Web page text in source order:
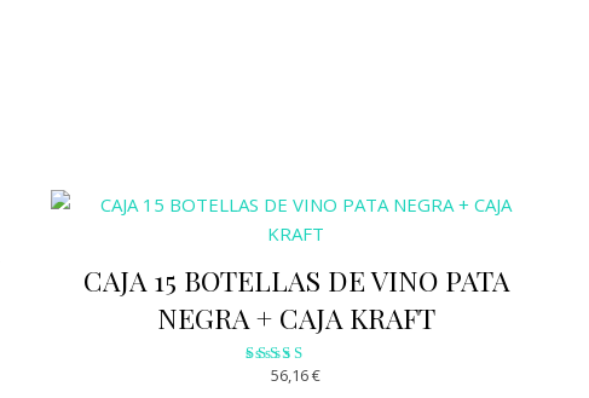
CAJA 15 BOTELLAS DE VINO PATA
NEGRA + CAJA KRAFT
Valorado
56,16€